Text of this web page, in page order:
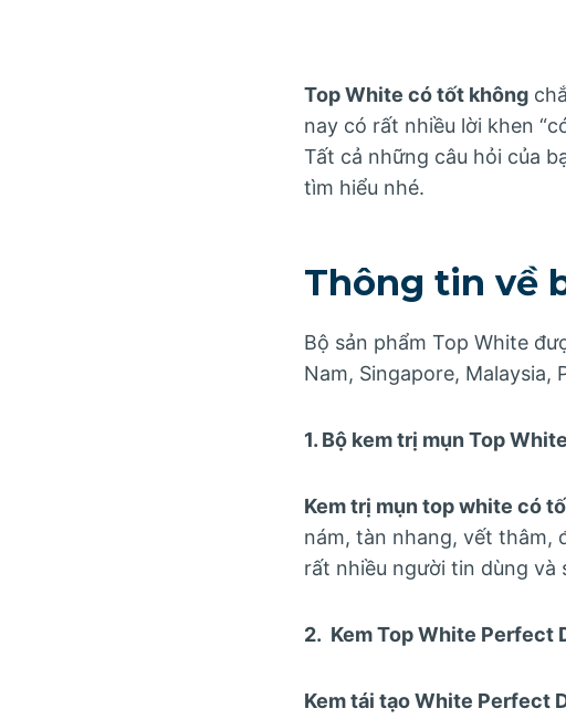
Top White có tốt không
nay có rất nhiều lời khen
Tất cả những câu hỏi của
tìm hiểu nhé.
Thông tin về
Bộ sản phẩm Top White
Nam, Singapore, Malaysia,
1. Bộ kem trị mụn Top
Kem trị mụn top white có
nám, tàn nhang, vết thâm,
rất nhiều người tin dùng và
2. Kem Top White Perfect
Kem tái tạo White Perfect